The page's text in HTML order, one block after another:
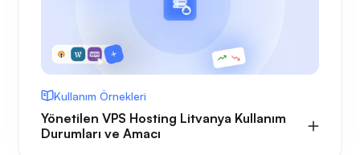
Kullanım Örnekleri
Yönetilen VPS Hosting Litvanya Kullanım
Durumları ve Amacı